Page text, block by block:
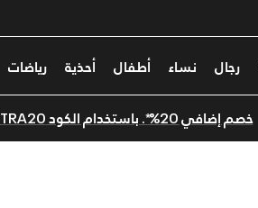
رجال نساء أطفال أحذية رياضات
خصم إضافي 20%*. باستخدام الكود EXTRA20